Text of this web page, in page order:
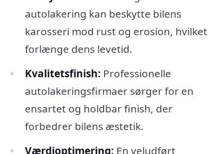
autolakering kan beskytte bilens
karosseri mod rust og erosion, hvilket
forlænge dens levetid.
Kvalitetsfinish: Professionelle
autolakeringsfirmaer sørger for en
ensartet og holdbar finish, der
forbedrer bilens æstetik.
Værdioptimering: En veludført